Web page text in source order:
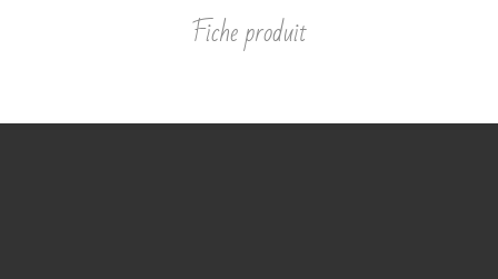
Fiche produit